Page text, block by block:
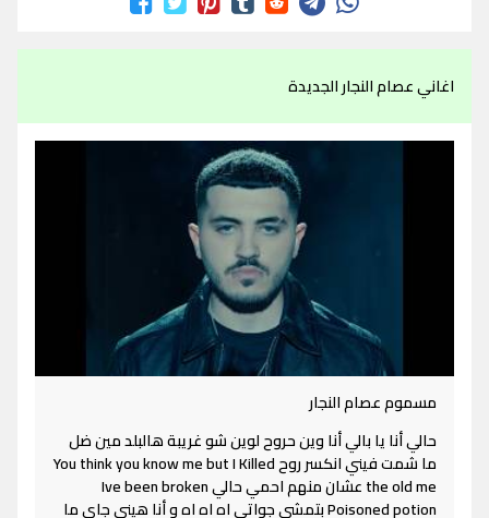
اغاني عصام النجار الجديدة
مسموم عصام النجار
حالي أنا يا بالي أنا وين حروح لوين شو غريبة هالبلد مين ضل
ما شمت فيني انكسر روح You think you know me but I Killed
the old me عشان منهم احمي حالي Ive been broken
Poisoned potion بتمشي جواتي اه اه اه و أنا هيني جاي ما